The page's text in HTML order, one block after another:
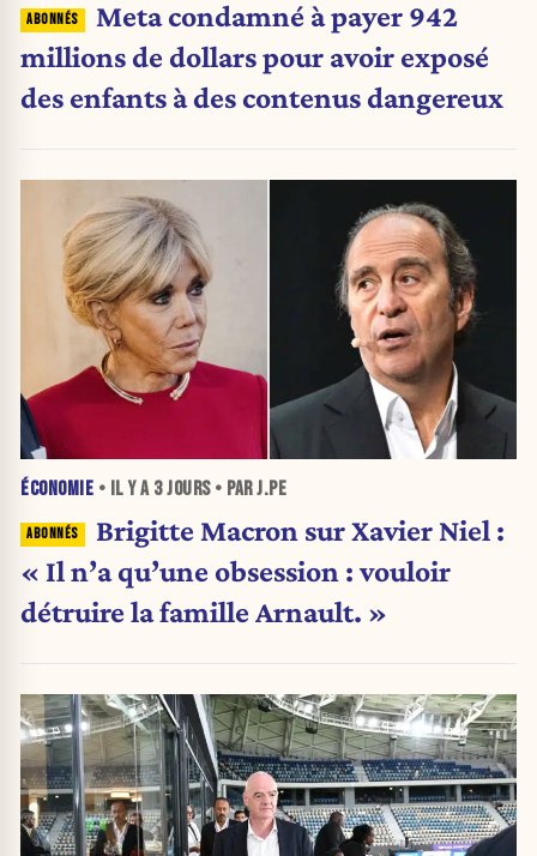
Meta condamné à payer 942
millions de dollars pour avoir exposé
des enfants à des contenus dangereux
ÉCONOMIE • IL Y A 3 JOURS• PAR J.PE
Brigitte Macron sur Xavier Niel :
« Il n’a qu’une obsession : vouloir
détruire la famille Arnault. »